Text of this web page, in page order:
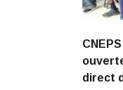
direct